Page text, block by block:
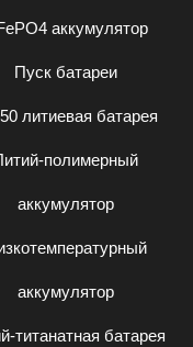
аккумулятор
Пуск батареи
литиевая батарея
полимерный
аккумулятор
аккумулятор
титанатная батарея